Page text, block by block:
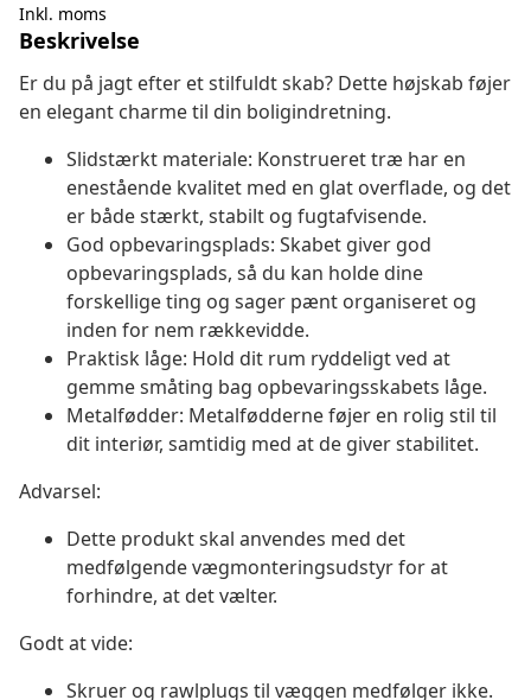
Inkl. moms
Beskrivelse
Er du på jagt efter et stilfuldt skab? Dette højskab føjer
en elegant charme til din boligindretning.
Slidstærkt materiale: Konstrueret træ har en
enestående kvalitet med en glat overflade, og det
er både stærkt, stabilt og fugtafvisende.
God opbevaringsplads: Skabet giver god
opbevaringsplads, så du kan holde dine
forskellige ting og sager pænt organiseret og
inden for nem rækkevidde.
Praktisk låge: Hold dit rum ryddeligt ved at
gemme småting bag opbevaringsskabets låge.
Metalfødder: Metalfødderne føjer en rolig stil til
dit interiør, samtidig med at de giver stabilitet.
Advarsel:
Dette produkt skal anvendes med det
medfølgende vægmonteringsudstyr for at
forhindre, at det vælter.
Godt at vide:
Skruer og rawlplugs til væggen medfølger ikke.